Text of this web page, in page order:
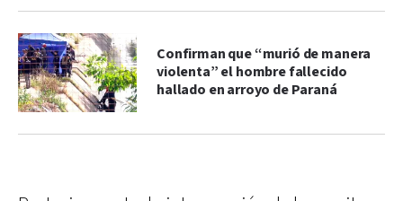
Confirman que “murió de manera
violenta” el hombre fallecido
hallado en arroyo de Paraná